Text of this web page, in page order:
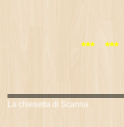
*** ***
La chiesetta di Scanna